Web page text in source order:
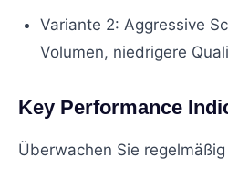
Variante 2: Aggressive
Volumen, niedrigere
Key Performance
Überwachen Sie